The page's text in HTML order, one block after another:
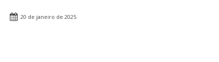
20 de janeiro de 2025